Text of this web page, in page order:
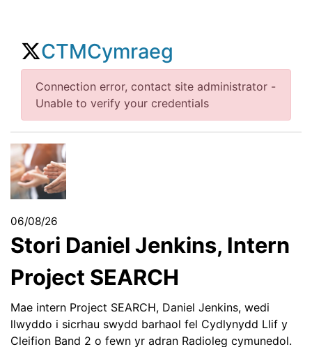
Neidio Cynnwys Trydar
CTMCymraeg
Connection error, contact site administrator -
Unable to verify your credentials
06/08/26
Stori Daniel Jenkins, Intern
Project SEARCH
Mae intern Project SEARCH, Daniel Jenkins, wedi
llwyddo i sicrhau swydd barhaol fel Cydlynydd Llif y
Cleifion Band 2 o fewn yr adran Radioleg cymunedol.